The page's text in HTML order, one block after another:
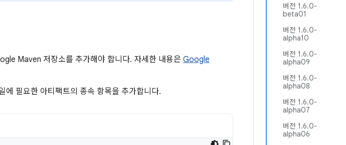
버전 1.6.0-
beta01
버전 1.6.0-
alpha10
버전 1.6.0-
alpha09
버전 1.6.0-
alpha08
버전 1.6.0-
alpha07
버전 1.6.0-
alpha06
Maven 저장소를 추가해야 합니다. 자세한 내용은 Google
에 필요한 아티팩트의 종속 항목을 추가합니다.